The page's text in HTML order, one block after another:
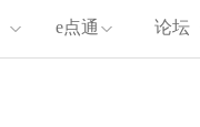
e点通 论坛